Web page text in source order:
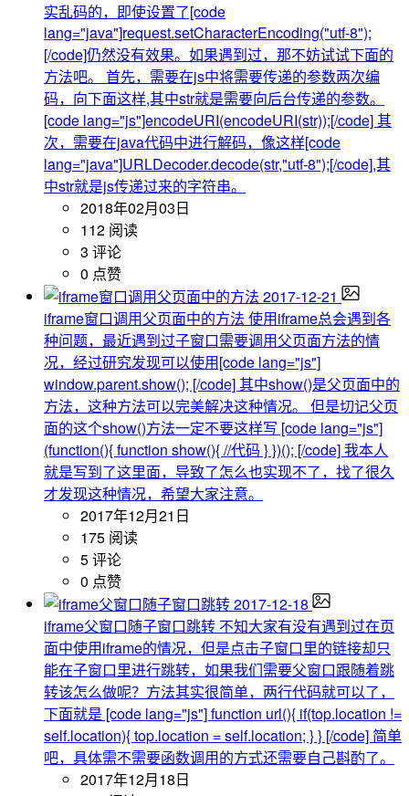
实乱码的，即使设置了[code
lang="java"]request.setCharacterEncoding("utf-8");
[/code]仍然没有效果。如果遇到过，那不妨试试下面的
方法吧。 首先，需要在js中将需要传递的参数两次编
码，向下面这样,其中str就是需要向后台传递的参数。
[code lang="js"]encodeURI(encodeURI(str));[/code] 其
次，需要在java代码中进行解码，像这样[code
lang="java"]URLDecoder.decode(str,"utf-8");[/code],其
中str就是js传递过来的字符串。
2018年02月03日
112 阅读
3 评论
0 点赞
2017-12-21
iframe窗口调用父页面中的方法 使用iframe总会遇到各
种问题，最近遇到过子窗口需要调用父页面方法的情
况，经过研究发现可以使用[code lang="js"]
window.parent.show(); [/code] 其中show()是父页面中的
方法，这种方法可以完美解决这种情况。 但是切记父页
面的这个show()方法一定不要这样写 [code lang="js"]
(function(){ function show(){ //代码 } })(); [/code] 我本人
就是写到了这里面，导致了怎么也实现不了，找了很久
才发现这种情况，希望大家注意。
2017年12月21日
175 阅读
5 评论
0 点赞
2017-12-18
iframe父窗口随子窗口跳转 不知大家有没有遇到过在页
面中使用iframe的情况，但是点击子窗口里的链接却只
能在子窗口里进行跳转，如果我们需要父窗口跟随着跳
转该怎么做呢？方法其实很简单，两行代码就可以了，
下面就是 [code lang="js"] function url(){ if(top.location !=
self.location){ top.location = self.location; } } [/code] 简单
吧，具体需不需要函数调用的方式还需要自己斟酌了。
2017年12月18日